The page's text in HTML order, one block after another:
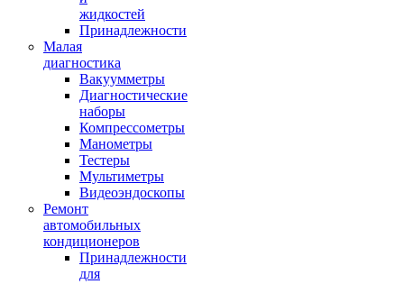
жидкостей
Принадлежности
Малая
диагностика
Вакуумметры
Диагностические
наборы
Компрессометры
Манометры
Тестеры
Мультиметры
Видеоэндоскопы
Ремонт
автомобильных
кондиционеров
Принадлежности
для